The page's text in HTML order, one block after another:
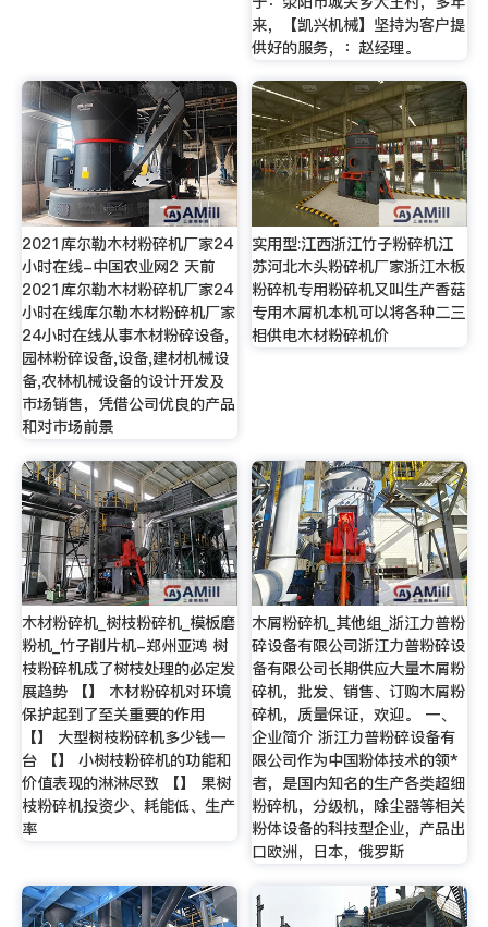
来，【凯兴机械】坚持为客户提
供好的服务，：赵经理。
2021库尔勒木材粉碎机厂家24
小时在线-中国农业网2 天前
2021库尔勒木材粉碎机厂家24
小时在线库尔勒木材粉碎机厂家
24小时在线从事木材粉碎设备,
园林粉碎设备,设备,建材机械设
备,农林机械设备的设计开发及
市场销售，凭借公司优良的产品
和对市场前景
实用型:江西浙江竹子粉碎机江
苏河北木头粉碎机厂家浙江木板
粉碎机专用粉碎机又叫生产香菇
专用木屑机本机可以将各种二三
相供电木材粉碎机价
木材粉碎机_树枝粉碎机_模板磨
粉机_竹子削片机-郑州亚鸿 树
枝粉碎机成了树枝处理的必定发
展趋势 【】 木材粉碎机对环境
保护起到了至关重要的作用
【】 大型树枝粉碎机多少钱一
台 【】 小树枝粉碎机的功能和
价值表现的淋淋尽致 【】 果树
枝粉碎机投资少、耗能低、生产
率
木屑粉碎机_其他组_浙江力普粉
碎设备有限公司浙江力普粉碎设
备有限公司长期供应大量木屑粉
碎机，批发、销售、订购木屑粉
碎机，质量保证，欢迎。 一、
企业简介 浙江力普粉碎设备有
限公司作为中国粉体技术的领*
者，是国内知名的生产各类超细
粉碎机，分级机，除尘器等相关
粉体设备的科技型企业，产品出
口欧洲，日本，俄罗斯